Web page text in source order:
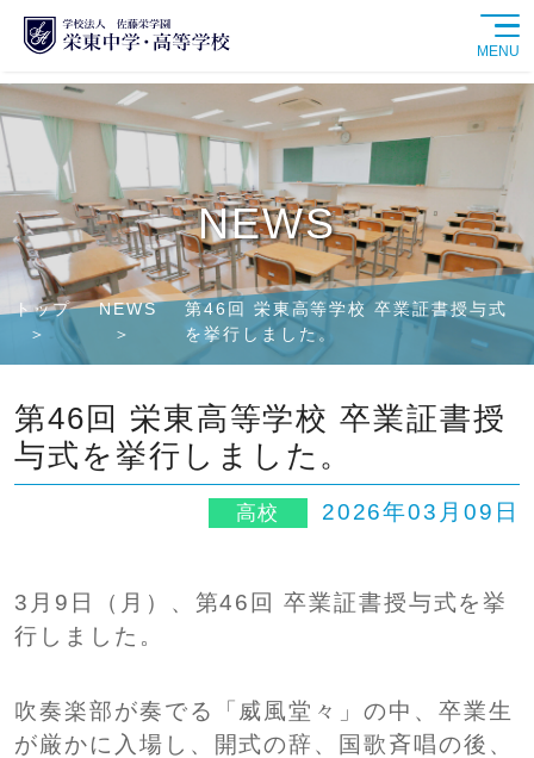
MENU
高校問い合わせ
学校紹介
中学校
高等学校
学校生活
進路情報
入試情報
NEWS
トップ NEWS
第46回 栄東高等学校 卒業証書授与式
を挙行しました。
第46回 栄東高等学校 卒業証書授
与式を挙行しました。
高校 2026年03月09日
3月9日（月）、第46回 卒業証書授与式を挙
行しました。
吹奏楽部が奏でる「威風堂々」の中、卒業生
が厳かに入場し、開式の辞、国歌斉唱の後、